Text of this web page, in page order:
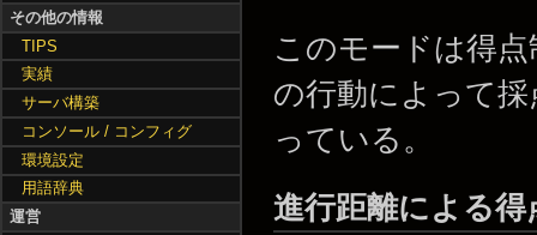
このモードは得
の行動によって
っている。
進行距離による得
その他の情報
TIPS
実績
サーバ構築
コンソール / コンフィグ
環境設定
用語辞典
運営